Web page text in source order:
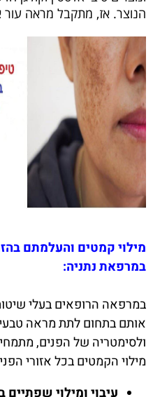
הנוצר. אז, מתקבל מראה עור
מילוי קמטים והעלמתם
במרפאת נתניה:
במרפאה הרופאים בעלי
אותם בתחום לתת מראה
ולסימטריה של הפנים,
מילוי הקמטים בכל אזורי
עיבוי ומילוי שפתיים